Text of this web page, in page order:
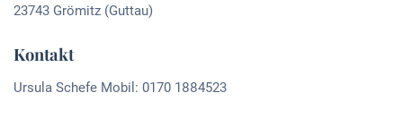
23743 Grömitz (Guttau)
Kontakt
Ursula Schefe Mobil: 0170 1884523